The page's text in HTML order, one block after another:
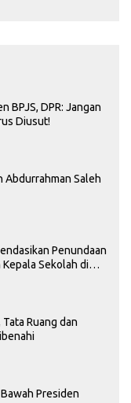
BPJS, DPR: Jangan
Diusut!
Abdurrahman Saleh
Penundaan
Sekolah di
Ruang dan
Presiden